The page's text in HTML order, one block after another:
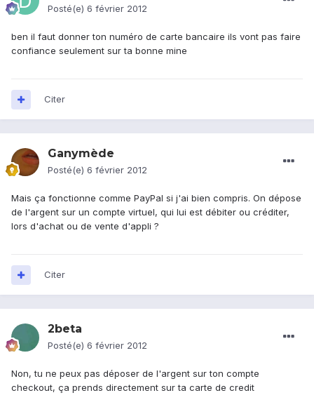
Posté(e) 6 février 2012
ben il faut donner ton numéro de carte bancaire ils vont pas faire
confiance seulement sur ta bonne mine
Citer
Ganymède
Posté(e) 6 février 2012
Mais ça fonctionne comme PayPal si j'ai bien compris. On dépose
de l'argent sur un compte virtuel, qui lui est débiter ou créditer,
lors d'achat ou de vente d'appli ?
Citer
2beta
Posté(e) 6 février 2012
Non, tu ne peux pas déposer de l'argent sur ton compte
checkout, ça prends directement sur ta carte de credit